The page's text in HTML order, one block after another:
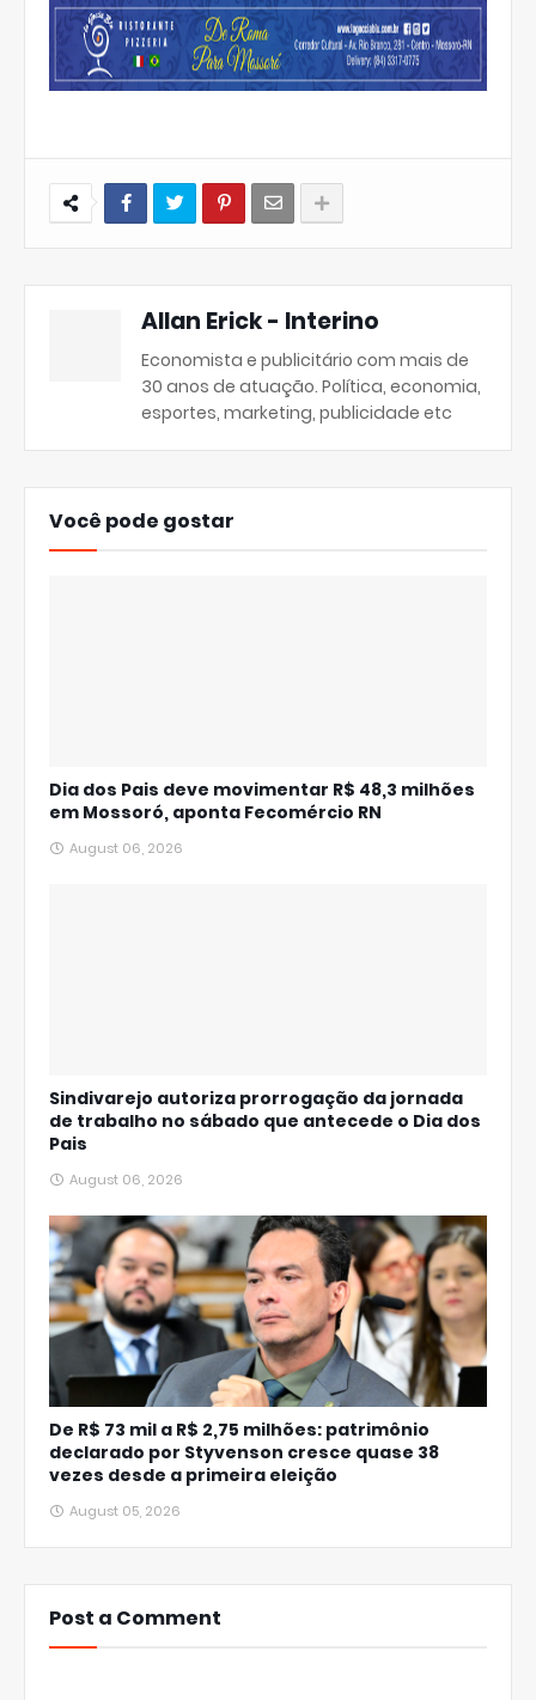
Allan Erick - Interino
Economista e publicitário com mais de
30 anos de atuação. Política, economia,
esportes, marketing, publicidade etc
Você pode gostar
Dia dos Pais deve movimentar R$ 48,3 milhões
em Mossoró, aponta Fecomércio RN
August 06, 2026
Sindivarejo autoriza prorrogação da jornada
de trabalho no sábado que antecede o Dia dos
Pais
August 06, 2026
De R$ 73 mil a R$ 2,75 milhões: patrimônio
declarado por Styvenson cresce quase 38
vezes desde a primeira eleição
August 05, 2026
Post a Comment